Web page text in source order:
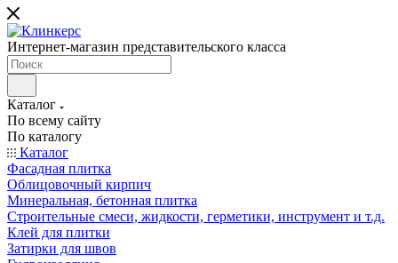
Интернет-магазин представительского класса
Каталог
По всему сайту
По каталогу
Каталог
Фасадная плитка
Облицовочный кирпич
Минеральная, бетонная плитка
Строительные смеси, жидкости, герметики, инструмент и т.д.
Клей для плитки
Затирки для швов